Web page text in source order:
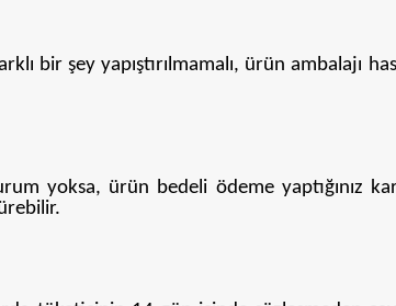
şey yapıştırılmamalı, ürün ambalajı
yoksa, ürün bedeli ödeme yaptığınız